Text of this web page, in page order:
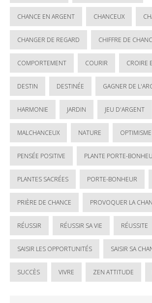
CHANCE EN ARGENT CHANCEUX
CHANGER DE REGARD CHIFFRE DE
COMPORTEMENT COURIR CROIRE
DESTIN DESTINÉE GAGNER DE
HARMONIE JARDIN JEU D'ARGENT
MALCHANCEUX NATURE OPTIMISME
PENSÉE POSITIVE PLANTE PORTE-
PLANTES SACRÉES PORTE-BONHEUR
PRIÈRE DE CHANCE PROVOQUER LA
RÉUSSIR RÉUSSIR SA VIE RÉUSSITE
SAISIR LES OPPORTUNITÉS SAISIR SA
SUCCÈS VIVRE ZEN ATTITUDE